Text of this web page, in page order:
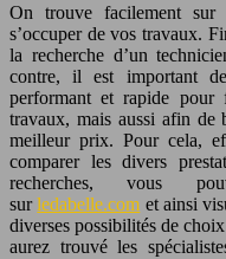
On trouve facilement sur
s’occuper de vos travaux.
la recherche d’un
contre, il est important
performant et rapide pour
travaux, mais aussi afin de
meilleur prix. Pour cela,
comparer les divers
recherches, vous
surledabelle.com et ainsi
diverses possibilités de
aurez trouvé les